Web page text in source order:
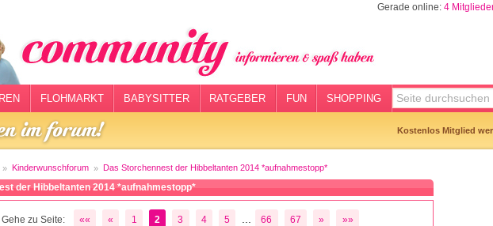
Gerade online: 4
FLOHMARKT BABYSITTER RATGEBER FUN SHOPPING
Kostenlos Mitglied
Kinderwunschforum Das Storchennest der Hibbeltanten 2014 *aufnahmestopp*
der Hibbeltanten 2014 *aufnahmestopp*
Gehe zu Seite: «« « 1 2 3 4 5 66 67 » »»